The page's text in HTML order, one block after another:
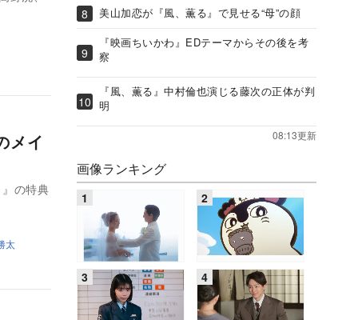
メイ
の特典
太
美山加恋が『風、薫る』で見せる“母”の顔
『映画ちいかわ』EDテーマからその後を考
察
『風、薫る』中村倫也演じる藤次の正体が判
明
08:13更新
画像ランキング